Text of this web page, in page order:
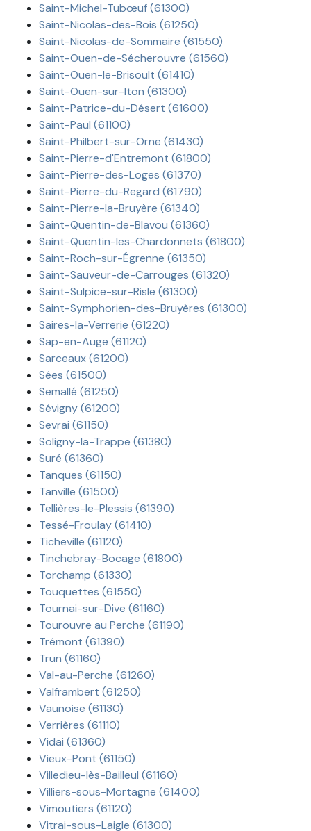
Saint-Michel-Tubœuf (61300)
Saint-Nicolas-des-Bois (61250)
Saint-Nicolas-de-Sommaire (61550)
Saint-Ouen-de-Sécherouvre (61560)
Saint-Ouen-le-Brisoult (61410)
Saint-Ouen-sur-Iton (61300)
Saint-Patrice-du-Désert (61600)
Saint-Paul (61100)
Saint-Philbert-sur-Orne (61430)
Saint-Pierre-d'Entremont (61800)
Saint-Pierre-des-Loges (61370)
Saint-Pierre-du-Regard (61790)
Saint-Pierre-la-Bruyère (61340)
Saint-Quentin-de-Blavou (61360)
Saint-Quentin-les-Chardonnets (61800)
Saint-Roch-sur-Égrenne (61350)
Saint-Sauveur-de-Carrouges (61320)
Saint-Sulpice-sur-Risle (61300)
Saint-Symphorien-des-Bruyères (61300)
Saires-la-Verrerie (61220)
Sap-en-Auge (61120)
Sarceaux (61200)
Sées (61500)
Semallé (61250)
Sévigny (61200)
Sevrai (61150)
Soligny-la-Trappe (61380)
Suré (61360)
Tanques (61150)
Tanville (61500)
Tellières-le-Plessis (61390)
Tessé-Froulay (61410)
Ticheville (61120)
Tinchebray-Bocage (61800)
Torchamp (61330)
Touquettes (61550)
Tournai-sur-Dive (61160)
Tourouvre au Perche (61190)
Trémont (61390)
Trun (61160)
Val-au-Perche (61260)
Valframbert (61250)
Vaunoise (61130)
Verrières (61110)
Vidai (61360)
Vieux-Pont (61150)
Villedieu-lès-Bailleul (61160)
Villiers-sous-Mortagne (61400)
Vimoutiers (61120)
Vitrai-sous-Laigle (61300)